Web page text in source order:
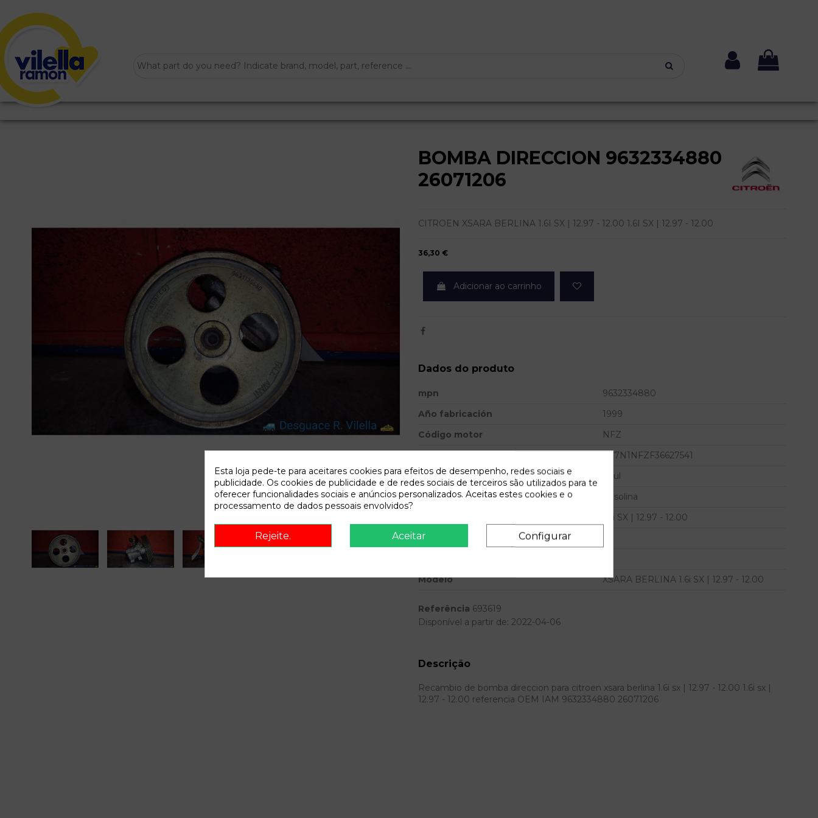
BOMBA DIRECCION 9632334880
26071206
CITROEN XSARA BERLINA 1.6I SX | 12.97 - 12.00 1.6I SX | 12.97 - 12.00
36,30 €
Adicionar ao carrinho
Dados do produto
mpn
9632334880
Año fabricación
1999
Código motor
NFZ
VF7N1NFZF36627541
Cor
Azul
Combustible
Gasolina
1.6i SX | 12.97 - 12.00
Potencia
Modelo
XSARA BERLINA 1.6i SX | 12.97 - 12.00
Referência 693619
Disponível a partir de: 2022-04-06
Descrição
Recambio de bomba direccion para citroen xsara berlina 1.6i sx | 12.97 - 12.00 1.6i sx |
12.97 - 12.00 referencia OEM IAM 9632334880 26071206
Esta loja pede-te para aceitares cookies para efeitos de desempenho, redes sociais e
publicidade. Os cookies de publicidade e de redes sociais de terceiros são utilizados para te
oferecer funcionalidades sociais e anúncios personalizados. Aceitas estes cookies e o
processamento de dados pessoais envolvidos?
Rejeite. Aceitar Configurar